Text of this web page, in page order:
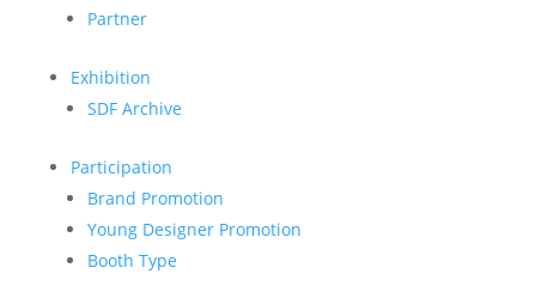
Partner
Exhibition
SDF Archive
Participation
Brand Promotion
Young Designer Promotion
Booth Type